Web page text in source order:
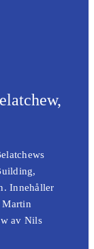
Innehåller
Martin
av Nils